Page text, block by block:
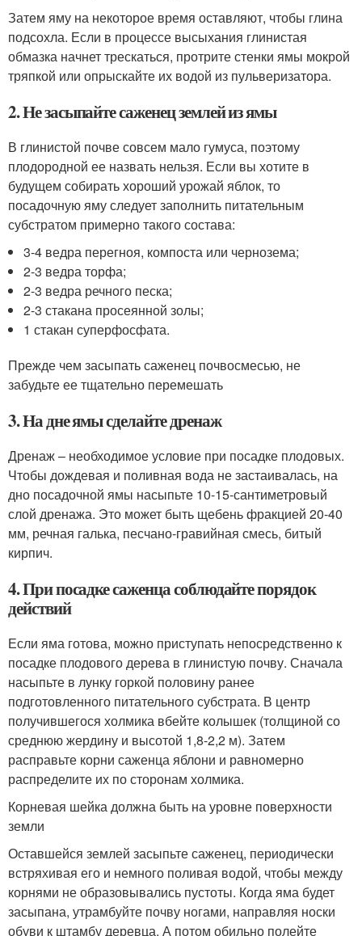
Затем яму на некоторое время оставляют, чтобы глина
подсохла. Если в процессе высыхания глинистая
обмазка начнет трескаться, протрите стенки ямы мокрой
тряпкой или опрыскайте их водой из пульверизатора.
2. Не засыпайте саженец землей из ямы
В глинистой почве совсем мало гумуса, поэтому
плодородной ее назвать нельзя. Если вы хотите в
будущем собирать хороший урожай яблок, то
посадочную яму следует заполнить питательным
субстратом примерно такого состава:
3-4 ведра перегноя, компоста или чернозема;
2-3 ведра торфа;
2-3 ведра речного песка;
2-3 стакана просеянной золы;
1 стакан суперфосфата.
Прежде чем засыпать саженец почвосмесью, не
забудьте ее тщательно перемешать
3. На дне ямы сделайте дренаж
Дренаж – необходимое условие при посадке плодовых.
Чтобы дождевая и поливная вода не застаивалась, на
дно посадочной ямы насыпьте 10-15-сантиметровый
слой дренажа. Это может быть щебень фракцией 20-40
мм, речная галька, песчано-гравийная смесь, битый
кирпич.
4. При посадке саженца соблюдайте порядок
действий
Если яма готова, можно приступать непосредственно к
посадке плодового дерева в глинистую почву. Сначала
насыпьте в лунку горкой половину ранее
подготовленного питательного субстрата. В центр
получившегося холмика вбейте колышек (толщиной со
среднюю жердину и высотой 1,8-2,2 м). Затем
расправьте корни саженца яблони и равномерно
распределите их по сторонам холмика.
Корневая шейка должна быть на уровне поверхности
земли
Оставшейся землей засыпьте саженец, периодически
встряхивая его и немного поливая водой, чтобы между
корнями не образовывались пустоты. Когда яма будет
засыпана, утрамбуйте почву ногами, направляя носки
обуви к штамбу деревца. А потом обильно полейте